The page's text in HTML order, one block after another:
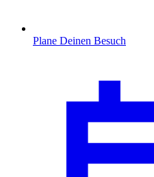
Plane Deinen Besuch